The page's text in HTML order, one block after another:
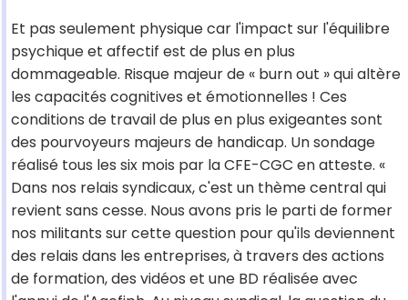
Et pas seulement physique car l'impact sur l'équilibre
psychique et affectif est de plus en plus
dommageable. Risque majeur de « burn out » qui altère
les capacités cognitives et émotionnelles ! Ces
conditions de travail de plus en plus exigeantes sont
des pourvoyeurs majeurs de handicap. Un sondage
réalisé tous les six mois par la CFE-CGC en atteste. «
Dans nos relais syndicaux, c'est un thème central qui
revient sans cesse. Nous avons pris le parti de former
nos militants sur cette question pour qu'ils deviennent
des relais dans les entreprises, à travers des actions
de formation, des vidéos et une BD réalisée avec